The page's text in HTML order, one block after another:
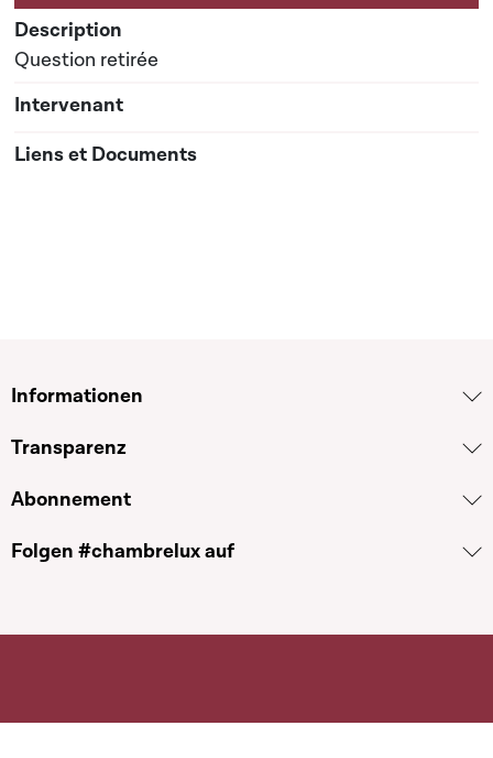
Question retirée
Informationen
Transparenz
Abonnement
Folgen #chambrelux auf